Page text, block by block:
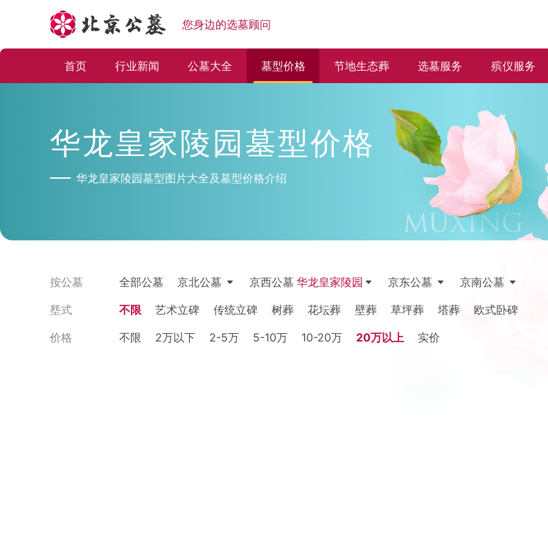
您身边的选墓顾问
首页 行业新闻 公墓大全 墓型价格 节地生态葬 选墓服务 殡仪服务
华龙皇家陵园墓型价格
华龙皇家陵园墓型图片大全及墓型价格介绍
按公墓 全部公墓 京北公墓 京西公墓 华龙皇家陵园 京东公墓
京南公墓
塟式
不限 艺术立碑 传统立碑 树葬 花坛葬 壁葬 草坪葬 塔葬
欧式卧碑
价格
不限 2万以下 2-5万 5-10万 10-20万 20万以上 实价